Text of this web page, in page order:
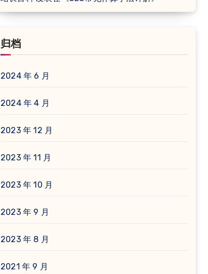
归档
2024 年 6 月
2024 年 4 月
2023 年 12 月
2023 年 11 月
2023 年 10 月
2023 年 9 月
2023 年 8 月
2021 年 9 月